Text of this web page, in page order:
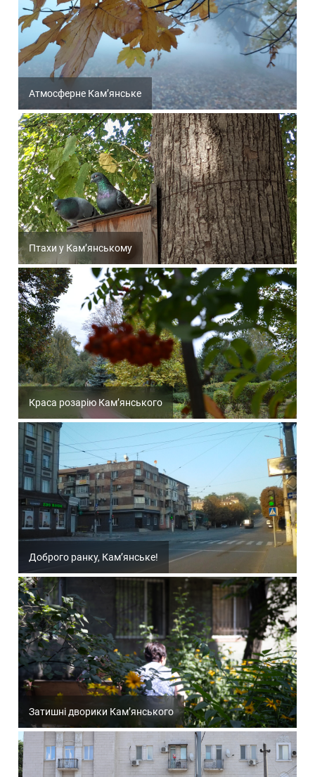
Атмосферне Кам’янське
Птахи у Кам’янському
Краса розарію Кам’янського
Доброго ранку, Кам’янське!
Затишні дворики Кам’янського